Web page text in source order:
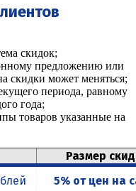
скидок;
предложению или
скидки может меняться;
периода, равному
года;
товаров указанные на
Размер
5% от цен на